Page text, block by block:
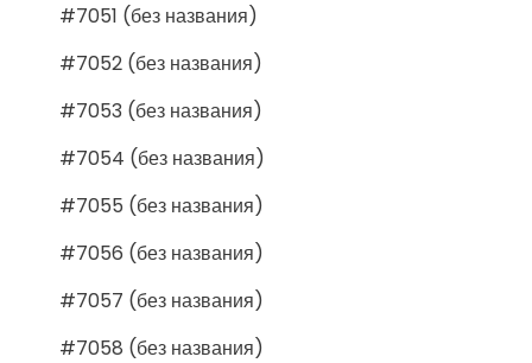
#7051 (без названия)
#7052 (без названия)
#7053 (без названия)
#7054 (без названия)
#7055 (без названия)
#7056 (без названия)
#7057 (без названия)
#7058 (без названия)